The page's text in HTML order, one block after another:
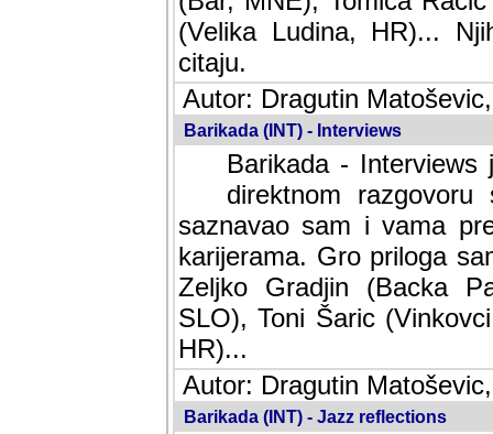
(Velika Ludina, HR)...
citaju.
Autor: Dragutin
Barikada (INT) - Interviews
Barikada -
direktnom
saznavao sam i vama
karijerama. Gro priloga
Zeljko Gradjin (Backa
SLO), Toni Šaric
HR)...
Autor: Dragutin
Barikada (INT) - Jazz reflections